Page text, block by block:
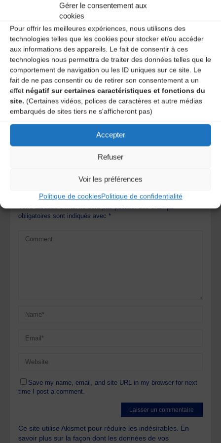
Gérer le consentement aux
cookies
Pour offrir les meilleures expériences, nous utilisons des
technologies telles que les cookies pour stocker et/ou accéder
aux informations des appareils. Le fait de consentir à ces
technologies nous permettra de traiter des données telles que le
comportement de navigation ou les ID uniques sur ce site. Le
fait de ne pas consentir ou de retirer son consentement a un
effet négatif sur certaines caractéristiques et fonctions du
site. (Certaines vidéos, polices de caractères et autre médias
embarqués de sites tiers ne s'afficheront pas)
Accepter
Refuser
Voir les préférences
Politique de cookiesPolitique de confidentialité
Le dimanche de 11h à 18h
+33 (0)1 44 84 44 84
Catégories
Agenda
Autres départements
BAL ACOUSTIQUE DE LA NÒVIA
Jericho
Laisser un
commentaire
Votre adresse e-mail ne sera pas publiée. Les champs
obligatoires sont indiqués avec*
Save my name, email, and site URL in my browser for next
time I post a comment.
Ce site utilise Akismet pour réduire les indésirables. En
savoir plus sur la façon dont les données de vos